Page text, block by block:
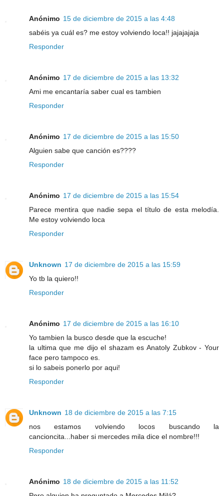
Anónimo 15 de diciembre de 2015 a las 4:48
sabéis ya cuál es? me estoy volviendo loca!! jajajajaja
Responder
Anónimo 17 de diciembre de 2015 a las 13:32
Ami me encantaría saber cual es tambien
Responder
Anónimo 17 de diciembre de 2015 a las 15:50
Alguien sabe que canción es????
Responder
Anónimo 17 de diciembre de 2015 a las 15:54
Parece mentira que nadie sepa el título de esta melodía.
Me estoy volviendo loca
Responder
Unknown 17 de diciembre de 2015 a las 15:59
Yo tb la quiero!!
Responder
Anónimo 17 de diciembre de 2015 a las 16:10
Yo tambien la busco desde que la escuche!
la ultima que me dijo el shazam es Anatoly Zubkov - Your
face pero tampoco es.
si lo sabeis ponerlo por aqui!
Responder
Unknown 18 de diciembre de 2015 a las 7:15
nos estamos volviendo locos buscando la
cancioncita...haber si mercedes mila dice el nombre!!!
Responder
Anónimo 18 de diciembre de 2015 a las 11:52